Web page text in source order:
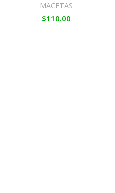
MACETAS
$110.00